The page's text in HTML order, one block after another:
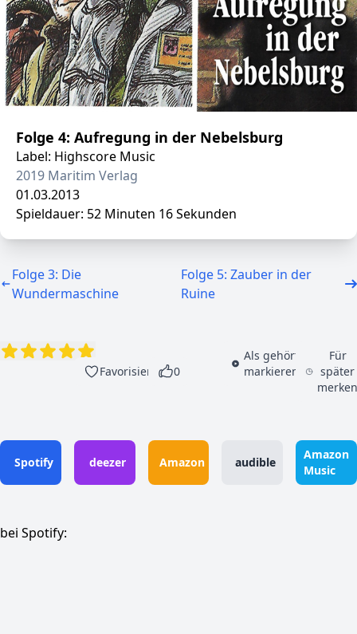
Folge 4: Aufregung in der Nebelsburg
Label: Highscore Music
2019 Maritim Verlag
01.03.2013
Spieldauer: 52 Minuten 16 Sekunden
Folge 3: Die
Wundermaschine
Folge 5: Zauber in der
Ruine
Favorisieren 0
Als gehört
markieren
Für
später
Spotify deezer Amazon audible
Amazon
Music
bei Spotify: